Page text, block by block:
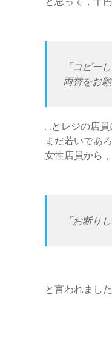
「コピー
両替をお
…とレジの店員
まだ若いであ
女性店員から，
「お断り
と言われました